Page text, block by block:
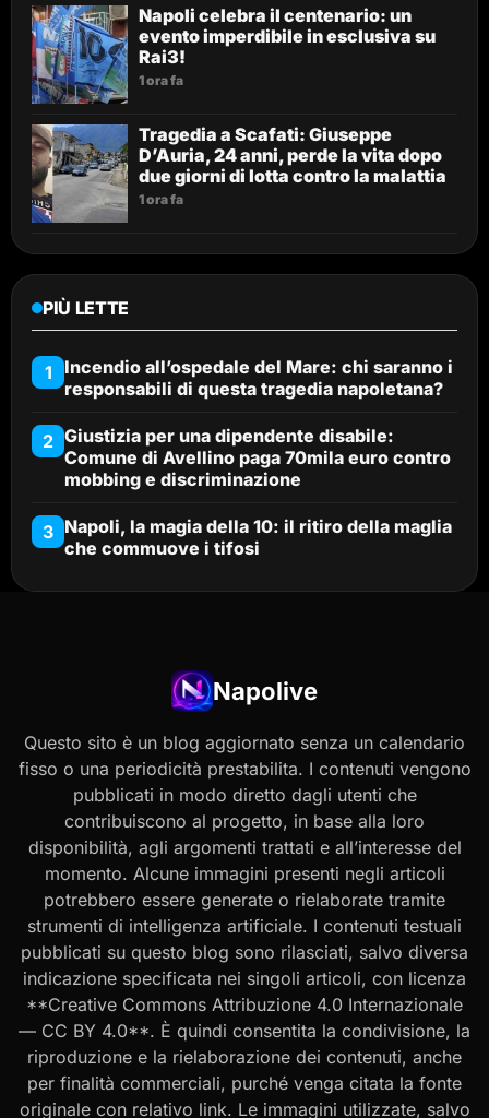
Napoli celebra il centenario: un
evento imperdibile in esclusiva su
Rai3!
1 ora fa
Tragedia a Scafati: Giuseppe
D’Auria, 24 anni, perde la vita dopo
due giorni di lotta contro la malattia
1 ora fa
PIÙ LETTE
1
Incendio all’ospedale del Mare: chi saranno i
responsabili di questa tragedia napoletana?
2 Giustizia per una dipendente disabile:
Comune di Avellino paga 70mila euro contro
mobbing e discriminazione
3 Napoli, la magia della 10: il ritiro della maglia
che commuove i tifosi
Napolive
Questo sito è un blog aggiornato senza un calendario
fisso o una periodicità prestabilita. I contenuti vengono
pubblicati in modo diretto dagli utenti che
contribuiscono al progetto, in base alla loro
disponibilità, agli argomenti trattati e all’interesse del
momento. Alcune immagini presenti negli articoli
potrebbero essere generate o rielaborate tramite
strumenti di intelligenza artificiale. I contenuti testuali
pubblicati su questo blog sono rilasciati, salvo diversa
indicazione specificata nei singoli articoli, con licenza
**Creative Commons Attribuzione 4.0 Internazionale
— CC BY 4.0**. È quindi consentita la condivisione, la
riproduzione e la rielaborazione dei contenuti, anche
per finalità commerciali, purché venga citata la fonte
originale con relativo link. Le immagini utilizzate, salvo